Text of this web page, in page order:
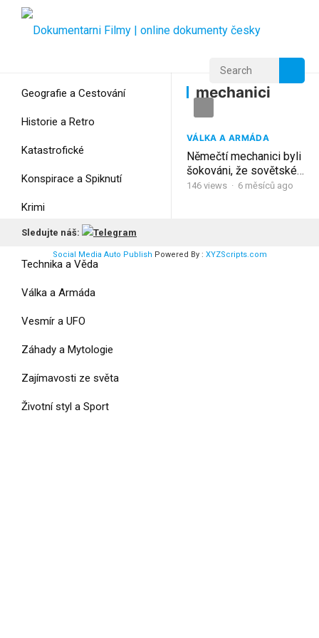
Geografie a Cestování
Historie a Retro
Katastrofické
Konspirace a Spiknutí
Krimi
Myšlení
Technika a Věda
Válka a Armáda
Vesmír a UFO
Záhady a Mytologie
Zajímavosti ze světa
Životní styl a Sport
mechanici
mechanici
VÁLKA A ARMÁDA
Němečtí mechanici byli
šokováni, že sovětské
tanky startovaly
146 views · 6 měsíců ago
Sledujte náš:
Social Media Auto Publish Powered By : XYZScripts.com